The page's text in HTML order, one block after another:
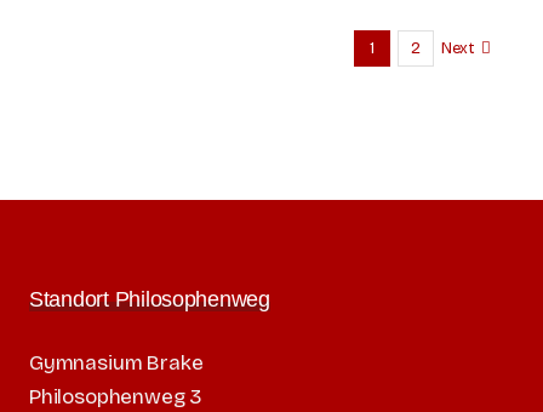
1 2 Next
Standort Philosophenweg
Gymnasium Brake
Philosophenweg 3